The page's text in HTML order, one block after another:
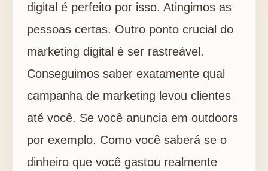
digital é perfeito por isso. Atingimos as
pessoas certas. Outro ponto crucial do
marketing digital é ser rastreável.
Conseguimos saber exatamente qual
campanha de marketing levou clientes
até você. Se você anuncia em outdoors
por exemplo. Como você saberá se o
dinheiro que você gastou realmente